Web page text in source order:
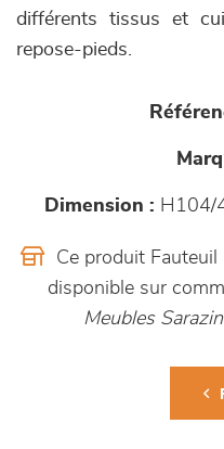
différents tissus et
repose-pieds.
Dimension : H104/
Ce produit
disponible sur
Meubles Sarazin